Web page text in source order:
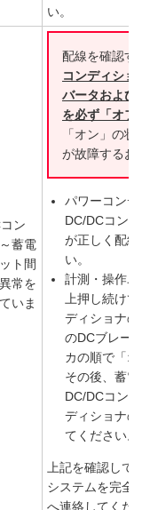
い。
ン
蓄電
ト間
常を
いま
配線を確認す
コンディショ
バータおよび
を必ず「オフ
「オン」の
が故障するお
パワーコン
DC/DCコン
が正しく配
い。
計測・操作
上押し続け
ディショナ
のDCブレー
カの順で「
その後、蓄
DC/DCコン
ディショナ
てください。
上記を確認し
システムを完全
へ連絡してくだ